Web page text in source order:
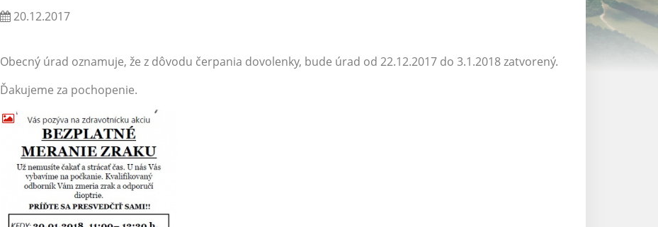
20.12.2017
Obecný úrad oznamuje, že z dôvodu čerpania dovolenky, bude úrad od 22.12.2017 do 3.1.2018 zatvorený.
Ďakujeme za pochopenie.